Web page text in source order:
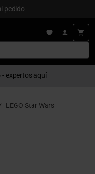
pedido
- expertos aquí
LEGO Star Wars